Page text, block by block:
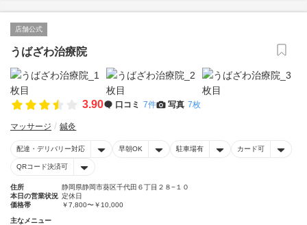
店舗公式
うばざわ治療院
3.90 口コミ 7件 写真 7枚
マッサージ 鍼灸
配達・デリバリー対応 早朝OK 駐車場有 カード可
QRコード決済可
住所
静岡県静岡市葵区千代田６丁目２８−１０
本日の営業状況 定休日
価格帯
￥7,800〜￥10,000
主なメニュー